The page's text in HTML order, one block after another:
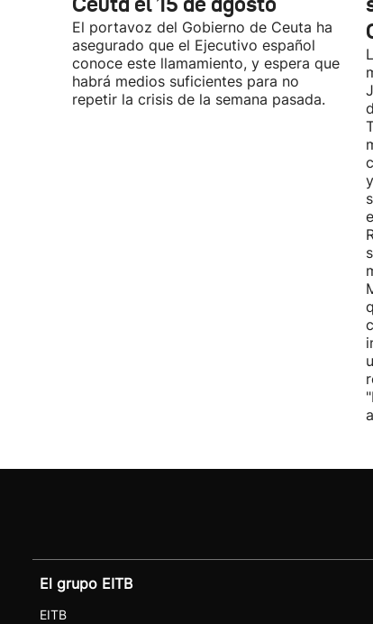
El portavoz del Gobierno de Ceuta ha
asegurado que el Ejecutivo español
conoce este llamamiento, y espera que
habrá medios suficientes para no
repetir la crisis de la semana pasada.
El grupo EITB
EITB